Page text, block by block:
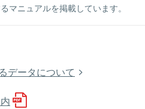
マニュアルを掲載しています。
データについて